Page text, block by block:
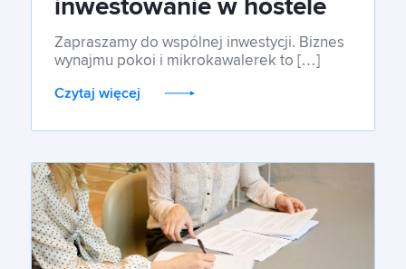
inwestowanie w hostele
w Polsce
Zapraszamy do wspólnej inwestycji. Biznes
wynajmu pokoi i mikrokawalerek to […]
Czytaj więcej